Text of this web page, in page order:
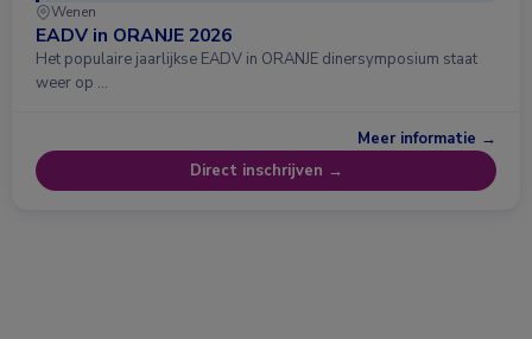
Wenen
EADV in ORANJE 2026
Het populaire jaarlijkse EADV in ORANJE dinersymposium staat
weer op …
Meer informatie →
Direct inschrijven →